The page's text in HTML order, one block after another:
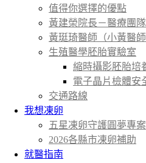
值得你選擇的優點
黃建榮院長－醫療團
黃珽琦醫師（小黃醫師
生殖醫學胚胎實驗室
縮時攝影胚胎培
電子晶片檢體安
交通路線
我想凍卵
五星凍卵守護圓夢專案
2026各縣市凍卵補助
就醫指南